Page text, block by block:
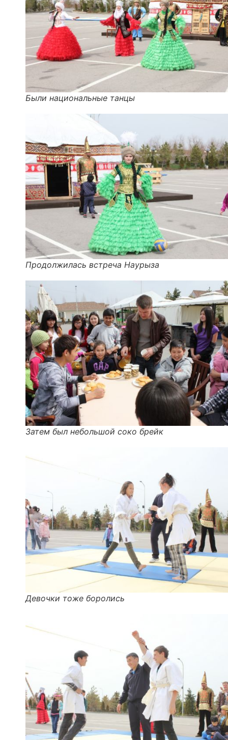
Были национальные танцы
Продолжилась встреча Наурыза
Затем был небольшой соко брейк
Девочки тоже боролись